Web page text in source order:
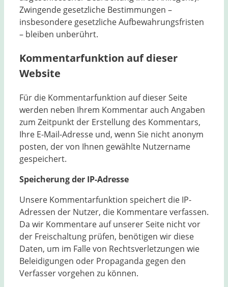
Zwingende gesetzliche Bestimmungen –
insbesondere gesetzliche Aufbewahrungsfristen
– bleiben unberührt.
Kommentarfunktion auf dieser
Website
Für die Kommentarfunktion auf dieser Seite
werden neben Ihrem Kommentar auch Angaben
zum Zeitpunkt der Erstellung des Kommentars,
Ihre E-Mail-Adresse und, wenn Sie nicht anonym
posten, der von Ihnen gewählte Nutzername
gespeichert.
Speicherung der IP-Adresse
Unsere Kommentarfunktion speichert die IP-
Adressen der Nutzer, die Kommentare verfassen.
Da wir Kommentare auf unserer Seite nicht vor
der Freischaltung prüfen, benötigen wir diese
Daten, um im Falle von Rechtsverletzungen wie
Beleidigungen oder Propaganda gegen den
Verfasser vorgehen zu können.